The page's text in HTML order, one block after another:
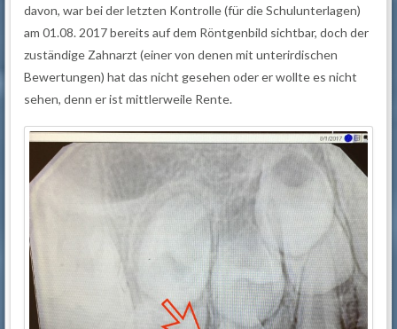
davon, war bei der letzten Kontrolle (für die Schulunterlagen)
am 01.08. 2017 bereits auf dem Röntgenbild sichtbar, doch der
zuständige Zahnarzt (einer von denen mit unterirdischen
Bewertungen) hat das nicht gesehen oder er wollte es nicht
sehen, denn er ist mittlerweile Rente.